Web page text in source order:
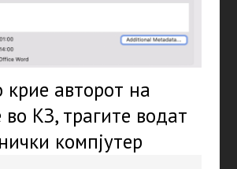
крие авторот на
КЗ, трагите водат
компјутер